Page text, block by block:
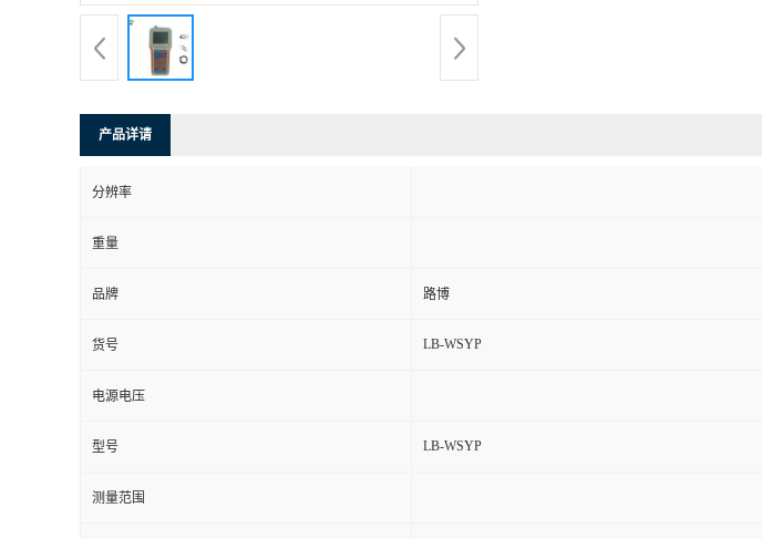
产品详请
分辨率
重量
品牌 路博
货号 LB-WSYP
电源电压
型号 LB-WSYP
测量范围